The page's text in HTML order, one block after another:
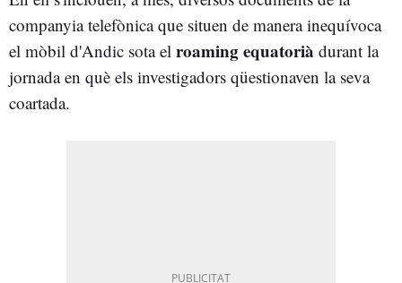
companyia telefònica que situen de manera inequívoca
el mòbil d'Andic sota el roaming equatorià durant la
jornada en què els investigadors qüestionaven la seva
coartada.